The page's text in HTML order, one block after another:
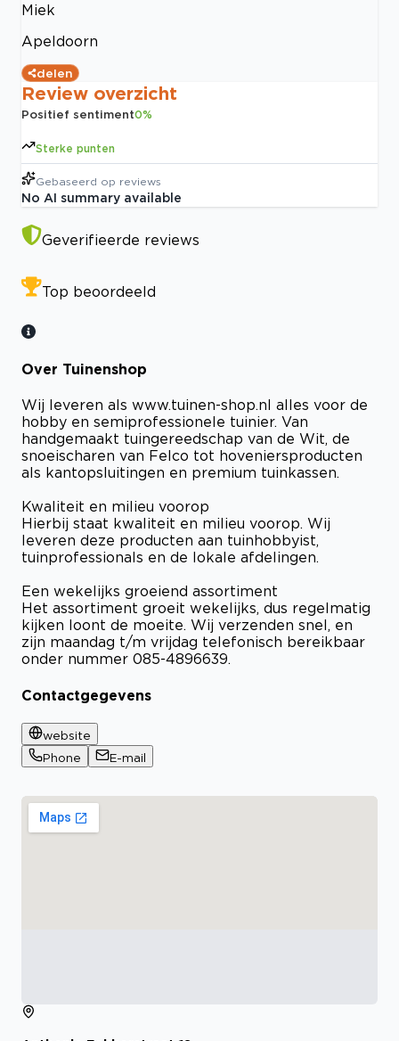
Miek
Apeldoorn
delen
Review overzicht
Positief sentiment0%
Sterke punten
Gebaseerd op reviews
No AI summary available
Geverifieerde reviews
Top beoordeeld
Over Tuinenshop
Wij leveren als www.tuinen-shop.nl alles voor de
hobby en semiprofessionele tuinier. Van
handgemaakt tuingereedschap van de Wit, de
snoeischaren van Felco tot hoveniersproducten
als kantopsluitingen en premium tuinkassen.
Kwaliteit en milieu voorop
Hierbij staat kwaliteit en milieu voorop. Wij
leveren deze producten aan tuinhobbyist,
tuinprofessionals en de lokale afdelingen.
Een wekelijks groeiend assortiment
Het assortiment groeit wekelijks, dus regelmatig
kijken loont de moeite. Wij verzenden snel, en
zijn maandag t/m vrijdag telefonisch bereikbaar
onder nummer 085-4896639.
Contactgegevens
website
Phone
E-mail